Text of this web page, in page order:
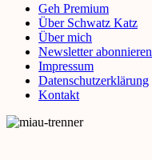
Geh Premium
Über Schwatz Katz
Über mich
Newsletter abonnieren
Impressum
Datenschutzerklärung
Kontakt